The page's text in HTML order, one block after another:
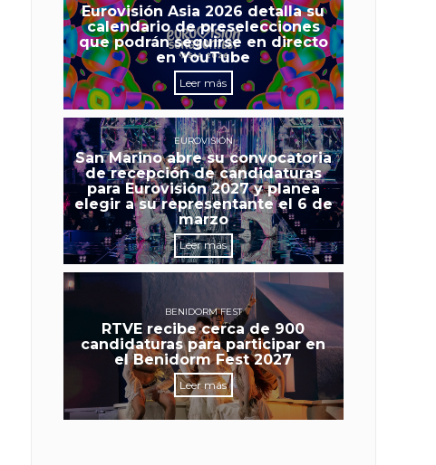
Eurovisión Asia 2026 detalla su
calendario de preselecciones
que podrán seguirse en directo
en YouTube
Leer más
EUROVISIÓN
San Marino abre su convocatoria
de recepción de candidaturas
para Eurovisión 2027 y planea
elegir a su representante el 6 de
marzo
Leer más
BENIDORM FEST
RTVE recibe cerca de 900
candidaturas para participar en
el Benidorm Fest 2027
Leer más